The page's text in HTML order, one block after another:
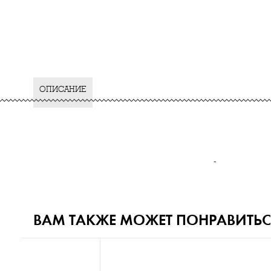
ОПИСАНИЕ
-
ВАМ ТАКЖЕ МОЖЕТ